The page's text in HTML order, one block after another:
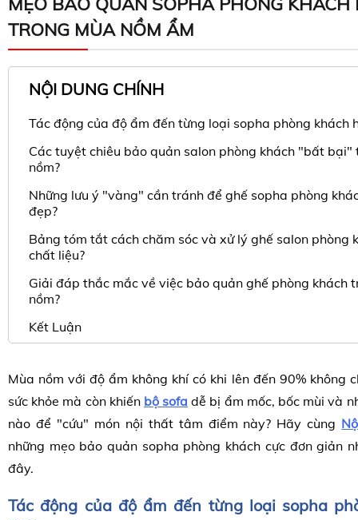
TRONG MÙA NỒM ẨM
NỘI DUNG CHÍNH
Tác động của độ ẩm đến từng loại sopha phòng khách
Các tuyệt chiêu bảo quản salon phòng khách "bất bại"
nồm?
Những lưu ý "vàng" cần tránh để ghế sopha phòng
đẹp?
Bảng tóm tắt cách chăm sóc và xử lý ghế salon phòng
chất liệu?
Giải đáp thắc mắc về việc bảo quản ghế phòng khách
nồm?
Kết Luận
Mùa nồm với độ ẩm không khí có khi lên đến 90%không
sức khỏe mà còn khiến bộ sofa dễ bị ẩm mốc, bốc mùi và
nào để "cứu" món nội thất tâm điểm này? Hãy cùng
những mẹo bảo quản sopha phòng khách cực đơn giản
đây.
Tác động của độ ẩm đến từng loại sopha